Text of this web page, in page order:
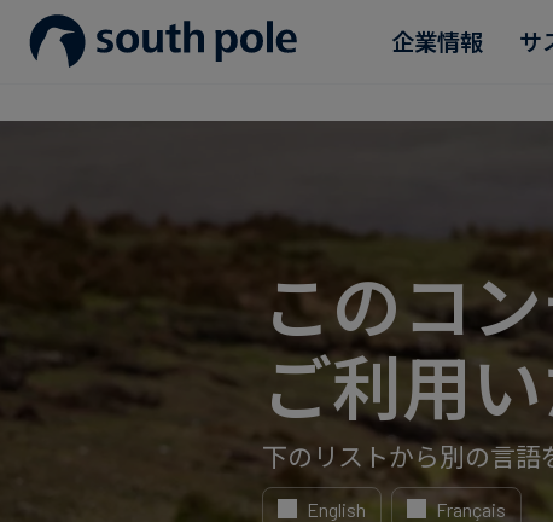
企業情報 サ
所在地
誠実さへの取り組み
食品・飲料
サステナブルファイナンス
ブログ
ケーススタディ
ニュース
このコ
ご利用
下のリストから別の言語
English Français